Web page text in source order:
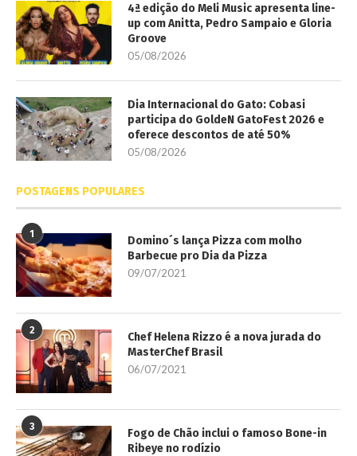
4ª edição do Meli Music apresenta line-
up com Anitta, Pedro Sampaio e Gloria
Groove
05/08/2026
Dia Internacional do Gato: Cobasi
participa do GoldeN GatoFest 2026 e
oferece descontos de até 50%
05/08/2026
POSTAGENS POPULARES
1
Domino´s lança Pizza com molho
Barbecue pro Dia da Pizza
09/07/2021
2
Chef Helena Rizzo é a nova jurada do
MasterChef Brasil
06/07/2021
3
Fogo de Chão inclui o famoso Bone-in
Ribeye no rodízio